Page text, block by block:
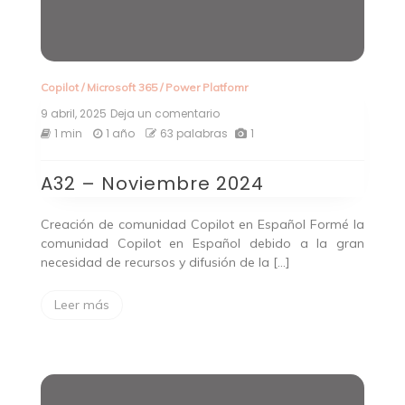
Copilot/ Microsoft 365/ Power Platfomr
9 abril, 2025 Deja un comentarioen
A32
2024
1 min 1 año 63 palabras 1
A32 – Noviembre 2024
Creación de comunidad Copilot en Español Formé la
comunidad Copilot en Español debido a la gran
necesidad de recursos y difusión de la […]
Leer más